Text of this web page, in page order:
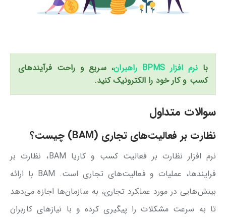
با نرم افزار BPMS راهبران
، سریع و راحت فرآیندهای
کسب و کار خود را الکترونیک کنید.
سوالات متداول
نظارت بر فعالیت‌های تجاری (BAM) چیست؟
نرم افزار نظارت بر فعالیت کسب و کاریا BAM، نظارت بر
فرایندها، عملیات و فعالیت‌های تجاری است. BAM با ارائه
بینش‌هایی در مورد عملکرد تجاری، به سازمان‌ها اجازه می‌دهد
تا به سرعت مشکلات را پیگیری کرده و با نیازهای کاربران